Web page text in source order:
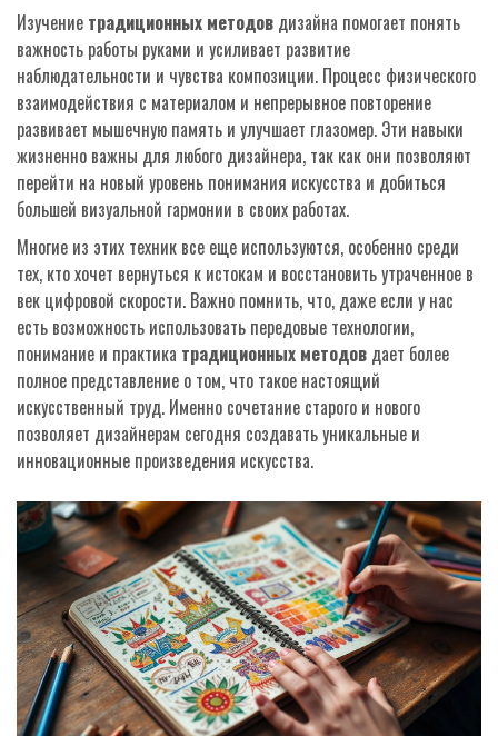
Изучение традиционных методов дизайна помогает понять
важность работы руками и усиливает развитие
наблюдательности и чувства композиции. Процесс физического
взаимодействия с материалом и непрерывное повторение
развивает мышечную память и улучшает глазомер. Эти навыки
жизненно важны для любого дизайнера, так как они позволяют
перейти на новый уровень понимания искусства и добиться
большей визуальной гармонии в своих работах.
Многие из этих техник все еще используются, особенно среди
тех, кто хочет вернуться к истокам и восстановить утраченное в
век цифровой скорости. Важно помнить, что, даже если у нас
есть возможность использовать передовые технологии,
понимание и практика традиционных методов дает более
полное представление о том, что такое настоящий
искусственный труд. Именно сочетание старого и нового
позволяет дизайнерам сегодня создавать уникальные и
инновационные произведения искусства.